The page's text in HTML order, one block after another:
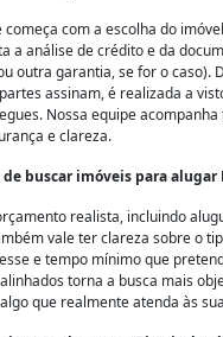
com a escolha do
a análise de crédito e da
outra garantia, se for o caso).
assinam, é realizada a
Nossa equipe acompanha
e clareza.
buscar imóveis para alugar
realista, incluindo
vale ter clareza sobre o
e tempo mínimo que
torna a busca mais
que realmente atenda às